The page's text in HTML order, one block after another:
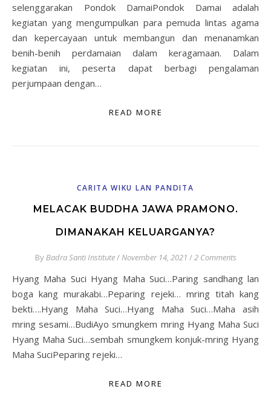
selenggarakan Pondok DamaiPondok Damai adalah
kegiatan yang mengumpulkan para pemuda lintas agama
dan kepercayaan untuk membangun dan menanamkan
benih-benih perdamaian dalam keragamaan. Dalam
kegiatan ini, peserta dapat berbagi pengalaman
perjumpaan dengan…
READ MORE
CARITA WIKU LAN PANDITA
MELACAK BUDDHA JAWA PRAMONO.
DIMANAKAH KELUARGANYA?
ByBadra Santi Institute/November 14, 2021 /2 Comments
Hyang Maha Suci Hyang Maha Suci…Paring sandhang lan
boga kang murakabi…Peparing rejeki… mring titah kang
bekti….Hyang Maha Suci…Hyang Maha Suci…Maha asih
mring sesami…BudiAyo smungkem mring Hyang Maha Suci
Hyang Maha Suci…sembah smungkem konjuk-mring Hyang
Maha SuciPeparing rejeki…
READ MORE